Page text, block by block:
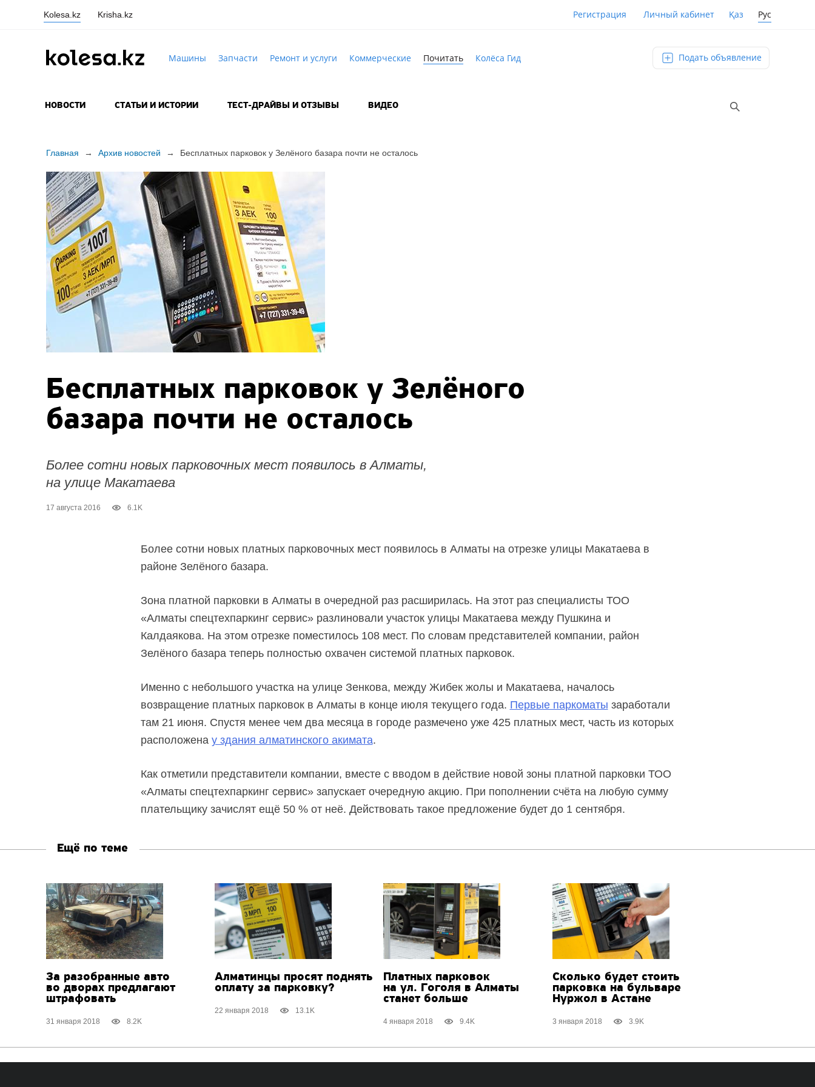
Kolesa.kz Krisha.kz Регистрация Личный кабинет Қаз Рус
Машины Запчасти Ремонт и услуги Коммерческие Почитать Колёса Гид Подать объявление
НОВОСТИ СТАТЬИ И ИСТОРИИ ТЕСТ-ДРАЙВЫ И ОТЗЫВЫ ВИДЕО
Главная → Архив новостей → Бесплатных парковок у Зелёного базара почти не осталось
Бесплатных парковок у Зелёного
базара почти не осталось
Более сотни новых парковочных мест появилось в Алматы,
на улице Макатаева
17 августа 2016 6.1K
Более сотни новых платных парковочных мест появилось в Алматы на отрезке улицы Макатаева в
районе Зелёного базара.
Зона платной парковки в Алматы в очередной раз расширилась. На этот раз специалисты ТОО
«Алматы спецтехпаркинг сервис» разлиновали участок улицы Макатаева между Пушкина и
Калдаякова. На этом отрезке поместилось 108 мест. По словам представителей компании, район
Зелёного базара теперь полностью охвачен системой платных парковок.
Именно с небольшого участка на улице Зенкова, между Жибек жолы и Макатаева, началось
возвращение платных парковок в Алматы в конце июля текущего года. Первые паркоматы заработали
там 21 июня. Спустя менее чем два месяца в городе размечено уже 425 платных мест, часть из которых
расположена у здания алматинского акимата.
Как отметили представители компании, вместе с вводом в действие новой зоны платной парковки ТОО
«Алматы спецтехпаркинг сервис» запускает очередную акцию. При пополнении счёта на любую сумму
плательщику зачислят ещё 50 % от неё. Действовать такое предложение будет до 1 сентября.
Ещё по теме
За разобранные авто
во дворах предлагают
штрафовать
31 января 2018 8.2K
Алматинцы просят поднять
оплату за парковку?
22 января 2018 13.1K
Платных парковок
на ул. Гоголя в Алматы
станет больше
4 января 2018 9.4K
Сколько будет стоить
парковка на бульваре
Нуржол в Астане
3 января 2018 3.9K